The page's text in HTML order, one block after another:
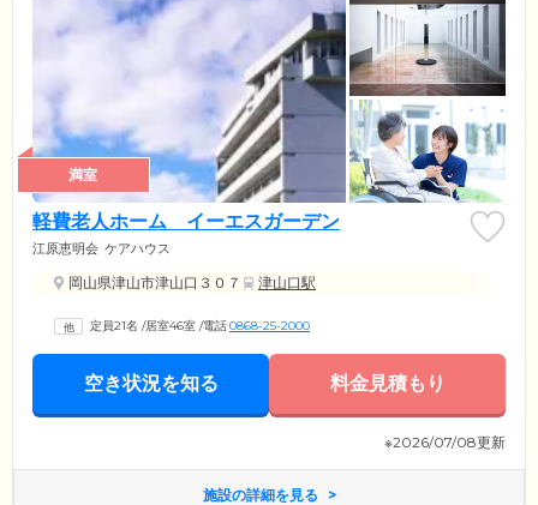
満室
軽費老人ホーム イーエスガーデン
江原恵明会 ケアハウス
岡山県津山市津山口３０７ 津山口駅
定員21名 /居室46室 /電話0868-25-2000
空き状況を知る 料金見積もり
※2026/07/08更新
施設の詳細を見る